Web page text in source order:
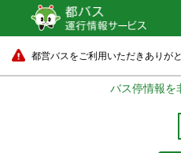
都営バスをご利用いただきありが
バス停情報を